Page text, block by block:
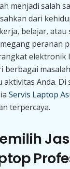
menjadi salah
dari
belajar, atau
peranan
elektronik
berbagai
Anda. Di
Servis Laptop
terpercaya.